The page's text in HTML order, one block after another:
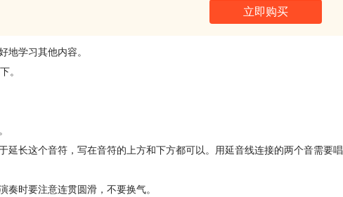
立即购买
地学习其他内容。
。
延长这个音符，写在音符的上方和下方都可以。用延音线连接的两个音需要唱
奏时要注意连贯圆滑，不要换气。